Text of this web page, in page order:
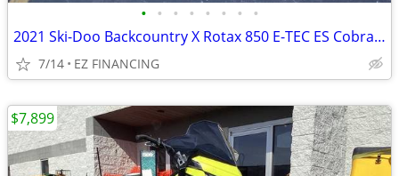
• • • • • • • •
2021 Ski-Doo Backcountry X Rotax 850 E-TEC ES Cobra 1 6 Black
7/14 EZ FINANCING
$7,899